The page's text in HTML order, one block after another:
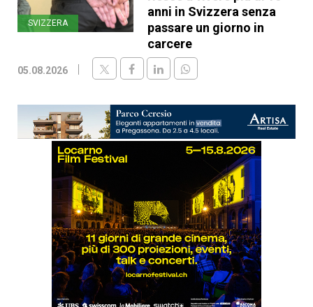
SVIZZERA
anni in Svizzera senza
passare un giorno in
carcere
05.08.2026